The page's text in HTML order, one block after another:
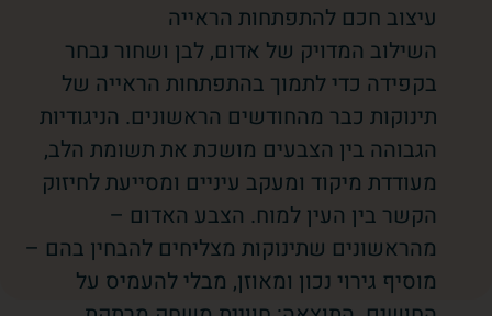
עיצוב חכם להתפתחות הראייה
השילוב המדויק של אדום, לבן ושחור נבחר
בקפידה כדי לתמוך בהתפתחות הראייה של
תינוקות כבר מהחודשים הראשונים. הניגודיות
הגבוהה בין הצבעים מושכת את תשומת הלב,
מעודדת מיקוד ומעקב עיניים ומסייעת לחיזוק
הקשר בין העין למוח. הצבע האדום –
מהראשונים שתינוקות מצליחים להבחין בהם –
מוסיף גירוי נכון ומאוזן, מבלי להעמיס על